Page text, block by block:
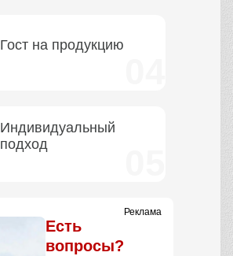
Гост на продукцию
Индивидуальный
подход
Реклама
Есть
вопросы?